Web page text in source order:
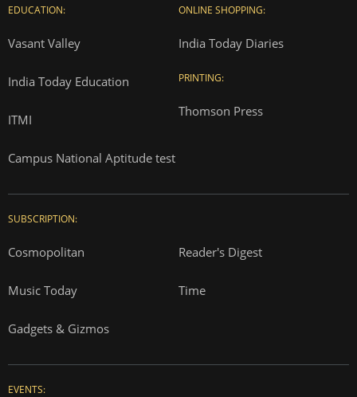
EDUCATION:
Vasant Valley
India Today Education
ITMI
Campus National Aptitude test
ONLINE SHOPPING:
India Today Diaries
PRINTING:
Thomson Press
SUBSCRIPTION:
Cosmopolitan Reader's Digest
Music Today Time
Gadgets & Gizmos
EVENTS: